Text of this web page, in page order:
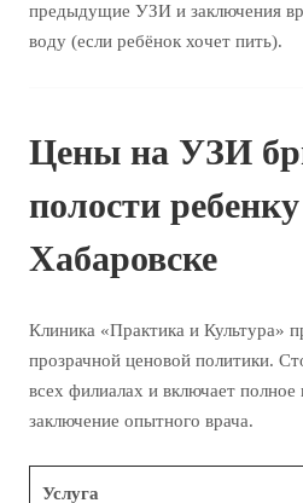
предыдущие УЗИ и заключения
воду (если ребёнок хочет пить).
Цены на УЗИ
полости
Хабаровске
Клиника «Практика и Культура»
прозрачной ценовой политики.
всех филиалах и включает полное
заключение опытного врача.
Услуга